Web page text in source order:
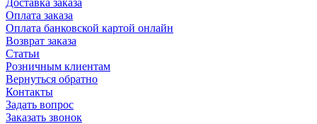
Доставка заказа
Оплата заказа
Оплата банковской картой онлайн
Возврат заказа
Статьи
Розничным клиентам
Вернуться обратно
Контакты
Задать вопрос
Заказать звонок